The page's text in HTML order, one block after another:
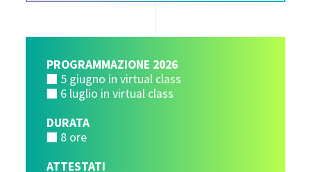
PROGRAMMAZIONE 2026
■ 5 giugno in virtual class
■ 6 luglio in virtual class
DURATA
■ 8 ore
ATTESTATI